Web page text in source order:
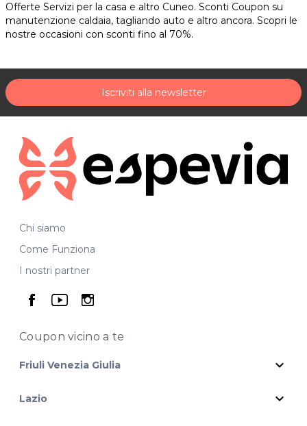
Offerte Servizi per la casa e altro Cuneo. Sconti Coupon su
manutenzione caldaia, tagliando auto e altro ancora. Scopri le
nostre occasioni con sconti fino al 70%.
Iscriviti alla newsletter
Chi siamo
Come Funziona
I nostri partner
seguici su facebook
seguici su youtube
seguici su instagram
Coupon vicinoa te
Friuli Venezia Giulia expand_more
Lazio expand_more